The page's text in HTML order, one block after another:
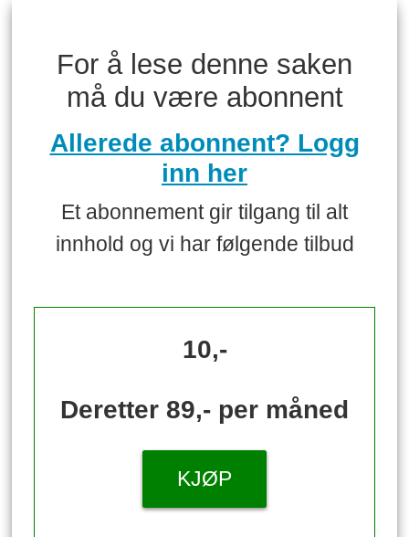
For å lese denne saken
må du være abonnent
Allerede abonnent? Logg
inn her
Et abonnement gir tilgang til alt
innhold og vi har følgende tilbud
10,-
Deretter 89,- per måned
KJØP